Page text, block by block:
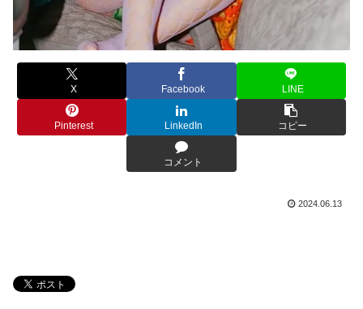
X Facebook LINE
Pinterest LinkedIn コピー
コメント
2024.06.13